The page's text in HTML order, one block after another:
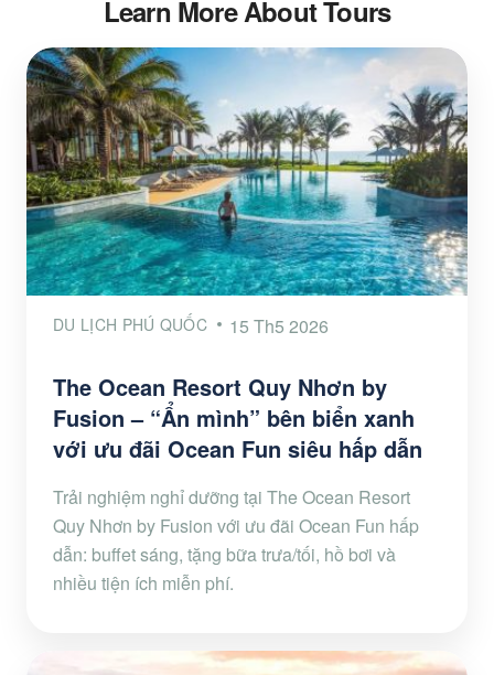
Learn More About Tours
DU LỊCH PHÚ QUỐC 15 Th5 2026
The Ocean Resort Quy Nhơn by
Fusion – “Ẩn mình” bên biển xanh
với ưu đãi Ocean Fun siêu hấp dẫn
Trải nghiệm nghỉ dưỡng tại The Ocean Resort
Quy Nhơn by Fusion với ưu đãi Ocean Fun hấp
dẫn: buffet sáng, tặng bữa trưa/tối, hồ bơi và
nhiều tiện ích miễn phí.